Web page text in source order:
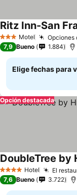
3 Estrellas
Motel Opciones
Ritz Inn-San
7,9 Bueno 1.884
Elige fechas para
Opción destacada
4 EstrellasHotel El
7,6 Bueno 3.722